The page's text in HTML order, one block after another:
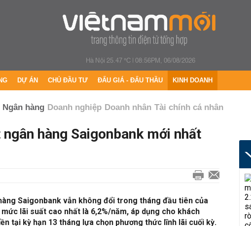
Hà Nội 25.47 °C|08:56PM, 06/08/2026
DỰ ÁN CHỦ ĐẦU TƯ ĐẤU GIÁ - ĐẤU THẦU KINH DOANH
hàng Doanh nghiệp Doanh nhân Tài chính cá nhân
hàng Saigonbank mới nhất
Saigonbank vẫn không đổi trong tháng đầu tiên của
lãi suất cao nhất là 6,2%/năm, áp dụng cho khách
tại kỳ hạn 13 tháng lựa chọn phương thức lĩnh lãi cuối kỳ.